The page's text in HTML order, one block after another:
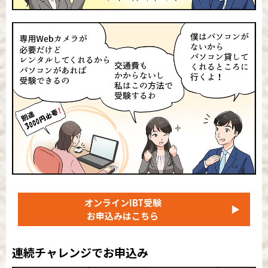
オンラインIBT受験
お申込みはこちら
▶
連続チャレンジでお申込み